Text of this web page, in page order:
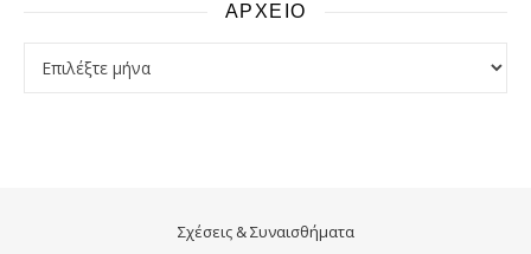
ΑΡΧΕΙΟ
Σχέσεις & Συναισθήματα